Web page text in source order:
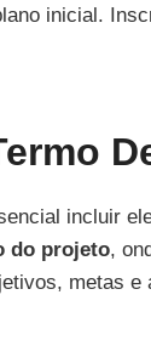
inicial.
incluir
do projeto,
metas e